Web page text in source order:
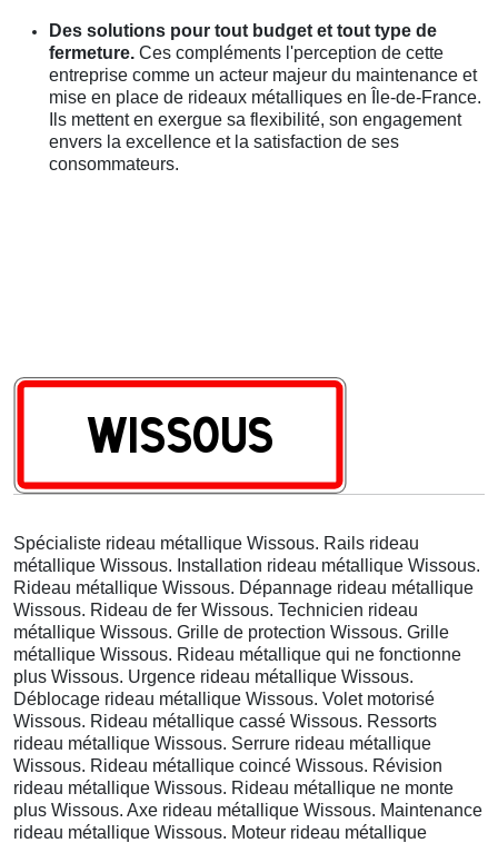
Des solutions pour tout budget et tout type de
fermeture. Ces compléments l'perception de cette
entreprise comme un acteur majeur du maintenance et
mise en place de rideaux métalliques en Île-de-France.
Ils mettent en exergue sa flexibilité, son engagement
envers la excellence et la satisfaction de ses
consommateurs.
Spécialiste rideau métallique Wissous. Rails rideau
métallique Wissous. Installation rideau métallique Wissous.
Rideau métallique Wissous. Dépannage rideau métallique
Wissous. Rideau de fer Wissous. Technicien rideau
métallique Wissous. Grille de protection Wissous. Grille
métallique Wissous. Rideau métallique qui ne fonctionne
plus Wissous. Urgence rideau métallique Wissous.
Déblocage rideau métallique Wissous. Volet motorisé
Wissous. Rideau métallique cassé Wissous. Ressorts
rideau métallique Wissous. Serrure rideau métallique
Wissous. Rideau métallique coincé Wissous. Révision
rideau métallique Wissous. Rideau métallique ne monte
plus Wissous. Axe rideau métallique Wissous. Maintenance
rideau métallique Wissous. Moteur rideau métallique